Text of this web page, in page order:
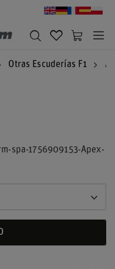
Otras Escuderías F1
spa-1756909153-Apex-